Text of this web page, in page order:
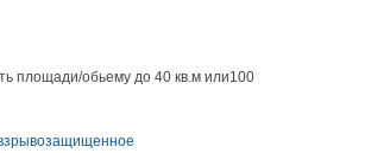
площади/обьему до 40 кв.м или100